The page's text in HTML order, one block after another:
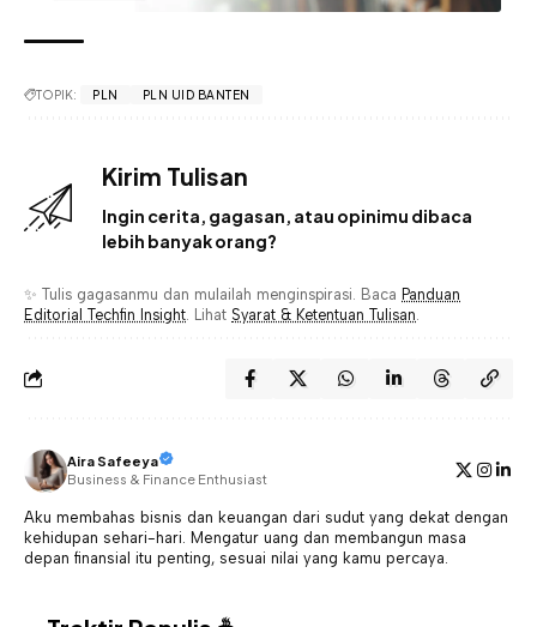
TOPIK: PLN PLN UID BANTEN
Kirim Tulisan
Ingin cerita, gagasan, atau opinimu dibaca
lebih banyak orang?
✨ Tulis gagasanmu dan mulailah menginspirasi. Baca Panduan
Editorial Techfin Insight . Lihat Syarat & Ketentuan Tulisan
Aira Safeeya
Business & Finance Enthusiast
Aku membahas bisnis dan keuangan dari sudut yang dekat dengan
kehidupan sehari-hari. Mengatur uang dan membangun masa
depan finansial itu penting, sesuai nilai yang kamu percaya.